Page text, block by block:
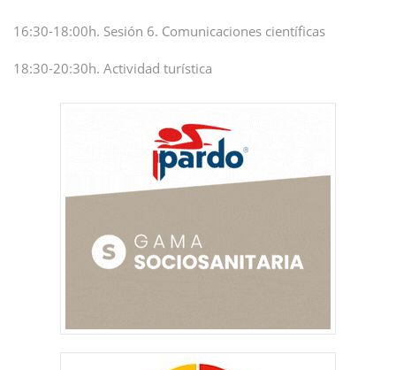
16:30-18:00h. Sesión 6. Comunicaciones científicas
18:30-20:30h. Actividad turística